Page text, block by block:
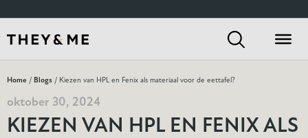
Home / Blogs / Kiezen van HPL en Fenix als materiaal voor de eettafel?
oktober 30, 2024
KIEZEN VAN HPL EN FENIX ALS